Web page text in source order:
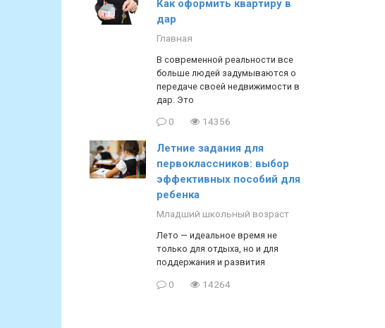
Как оформить квартиру в
дар
Главная
В современной реальности все
больше людей задумываются о
передаче своей недвижимости в
дар. Это
0 14356
Летние задания для
первоклассников: выбор
эффективных пособий для
ребенка
Младший школьный возраст
Лето — идеальное время не
только для отдыха, но и для
поддержания и развития
0 14264